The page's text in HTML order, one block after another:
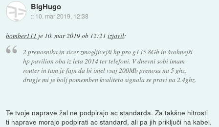
BigHugo
:: 10. mar 2019, 12:38
bomber111 je 10. mar 2019 ob 12:21 izjavil:
2 prenosnika in sicer zmogljivejši hp pro g1 i5 8Gb in švohnejši
hp pavilion oba iz leta 2014 ter telefoni. V dnevni sobi imam
router in tam je fajn da bi imel vsaj 200Mb prenosa na 5 ghz,
drugje mi je bolj pomemben kvaliteta signala se pravi na 2.4ghz.
Te tvoje naprave žal ne podpirajo ac standarda. Za takšne hitrosti
ti naprave morajo podpirati ac standard, ali pa jih priključi na kabel.